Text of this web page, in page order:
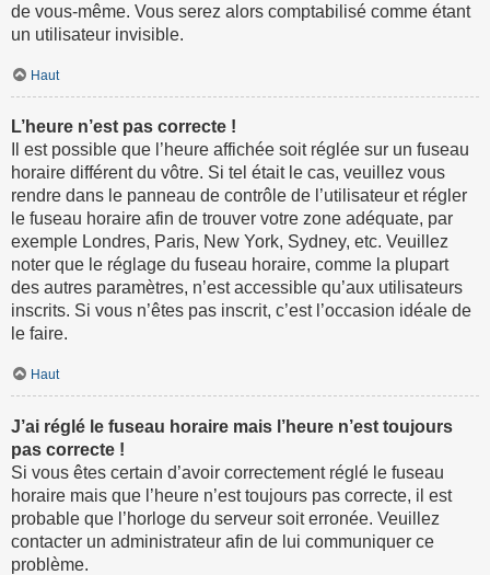
de vous-même. Vous serez alors comptabilisé comme étant
un utilisateur invisible.
Haut
L’heure n’est pas correcte !
Il est possible que l’heure affichée soit réglée sur un fuseau
horaire différent du vôtre. Si tel était le cas, veuillez vous
rendre dans le panneau de contrôle de l’utilisateur et régler
le fuseau horaire afin de trouver votre zone adéquate, par
exemple Londres, Paris, New York, Sydney, etc. Veuillez
noter que le réglage du fuseau horaire, comme la plupart
des autres paramètres, n’est accessible qu’aux utilisateurs
inscrits. Si vous n’êtes pas inscrit, c’est l’occasion idéale de
le faire.
Haut
J’ai réglé le fuseau horaire mais l’heure n’est toujours
pas correcte !
Si vous êtes certain d’avoir correctement réglé le fuseau
horaire mais que l’heure n’est toujours pas correcte, il est
probable que l’horloge du serveur soit erronée. Veuillez
contacter un administrateur afin de lui communiquer ce
problème.